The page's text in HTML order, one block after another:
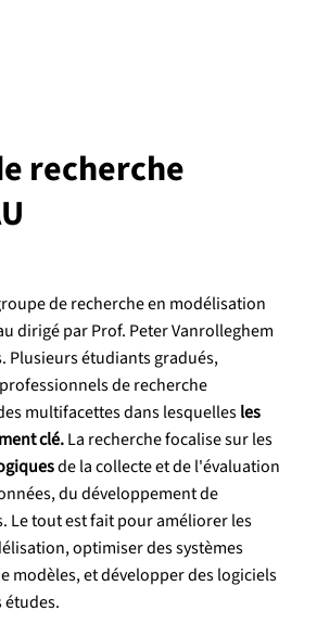
recherche
de recherche en modélisation
dirigé par Prof. Peter Vanrolleghem
Plusieurs étudiants gradués,
de recherche
multifacettes dans lesquellesles
clé.La recherche focalise sur les
de la collecte et de l'évaluation
du développement de
Le tout est fait pour améliorer les
optimiser des systèmes
modèles, et développer des logiciels